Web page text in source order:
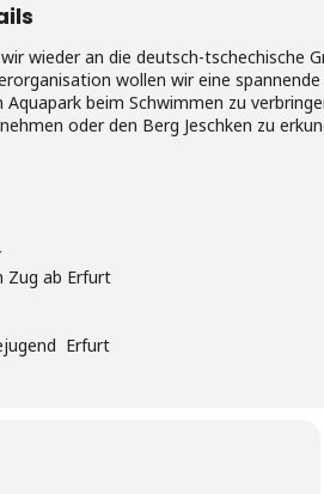
wieder an die deutsch-tschechische
wollen wir eine
beim Schwimmen zu
oder den Berg Jeschken zu
Zug ab Erfurt
Erfurt